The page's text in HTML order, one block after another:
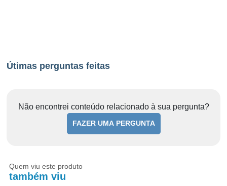
Útimas perguntas feitas
Não encontrei conteúdo relacionado à sua pergunta?
FAZER UMA PERGUNTA
Quem viu este produto
também viu